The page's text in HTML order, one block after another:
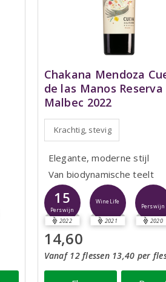
Chakana Mendoza
de las Manos Reserva
Malbec 2022
Krachtig, stevig
Elegante, moderne stijl
Van biodynamische teelt
15
Perswijn
2022
WineLife
2021
Perswijn
2020
14,60
Vanaf 12 flessen 13,40 per